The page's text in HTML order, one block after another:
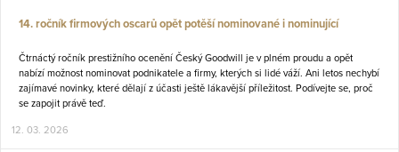
14. ročník firmových oscarů opět potěší nominované i nominující
Čtrnáctý ročník prestižního ocenění Český Goodwill je v plném proudu a opět
nabízí možnost nominovat podnikatele a firmy, kterých si lidé váží. Ani letos nechybí
zajímavé novinky, které dělají z účasti ještě lákavější příležitost. Podívejte se, proč
se zapojit právě teď.
12. 03. 2026